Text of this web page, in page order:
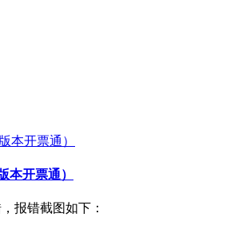
本开票通）
报错截图如下：